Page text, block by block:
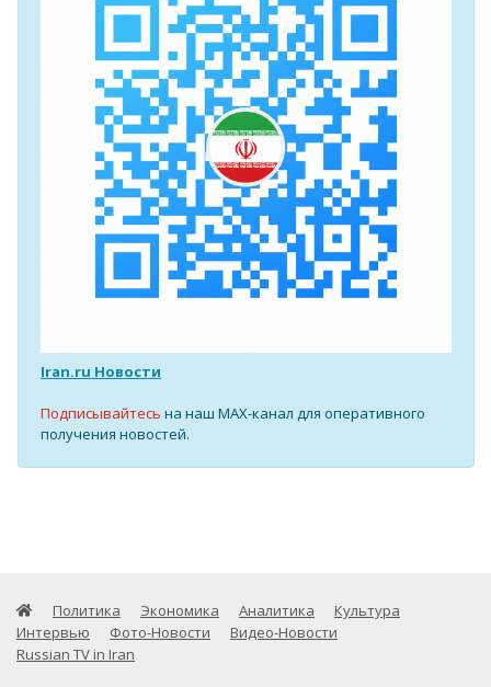
Iran.ru Новости
Подписывайтесь на наш MAX-канал для оперативного
получения новостей.
Политика Экономика Аналитика
Культура
Интервью
Фото-Новости
Видео-Новости
Russian TV in Iran